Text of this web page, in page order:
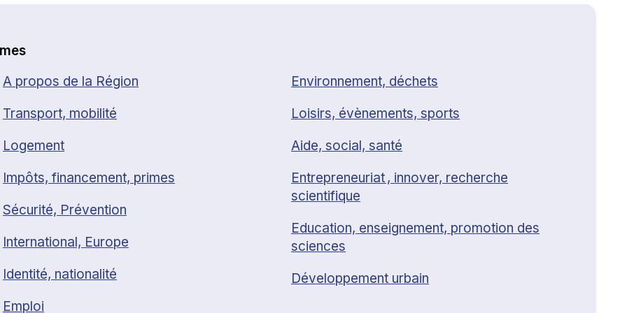
A propos de la Région
Transport, mobilité
Logement
Impôts, financement, primes
Sécurité, Prévention
International, Europe
Identité, nationalité
Emploi
Environnement, déchets
Loisirs, évènements, sports
Aide, social, santé
Entrepreneuriat , innover, recherche
scientifique
Education, enseignement, promotion des
sciences
Développement urbain